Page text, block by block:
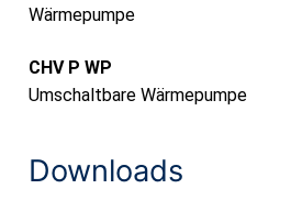
Wärmepumpe
CHV P WP
Umschaltbare Wärmepumpe
Downloads